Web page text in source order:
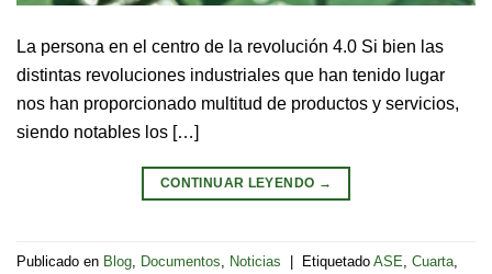
La persona en el centro de la revolución 4.0 Si bien las
distintas revoluciones industriales que han tenido lugar
nos han proporcionado multitud de productos y servicios,
siendo notables los […]
CONTINUAR LEYENDO →
Publicado en Blog Documentos Noticias | Etiquetado ASE Cuarta